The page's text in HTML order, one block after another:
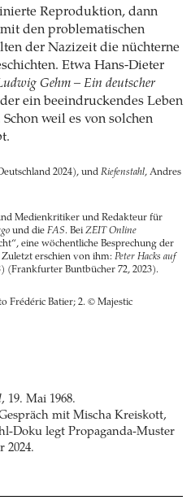
Reproduktion, dann
den problematischen
der Nazizeit die nüchterne
Etwa Hans-Dieter
Gehm – Ein deutscher
ein beeindruckendes Leben
weil es von solchen
2024), und Riefenstahl, Andres
Medienkritiker und Redakteur für
und die FAS. Bei ZEIT Online
eine wöchentliche Besprechung der
Zuletzt erschien von ihm: Peter Hacks auf
(Frankfurter Buntbücher 72, 2023).
Frédéric Batier; 2. © Majestic
, 19. Mai 1968.
mit Mischa Kreiskott,
Doku legt Propaganda-Muster
2024.